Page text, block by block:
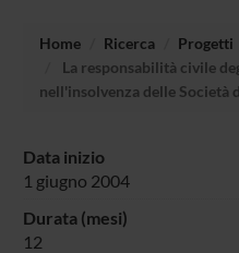
Home Ricerca
Progetti
La responsabilità civile
nell'insolvenza delle Società
Data inizio
1 giugno 2004
Durata (mesi)
12